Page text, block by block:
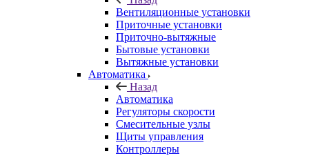
Вентиляционные установки
Приточные установки
Приточно-вытяжные
Бытовые установки
Вытяжные установки
Автоматика
Назад
Автоматика
Регуляторы скорости
Смесительные узлы
Щиты управления
Контроллеры